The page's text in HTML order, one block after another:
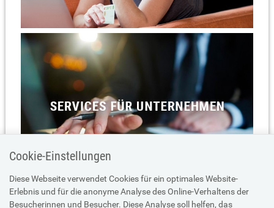
Cookie-Einstellungen
Diese Webseite verwendet Cookies für ein optimales Website-
Erlebnis und für die anonyme Analyse des Online-Verhaltens der
Besucherinnen und Besucher. Diese Analyse soll helfen, das